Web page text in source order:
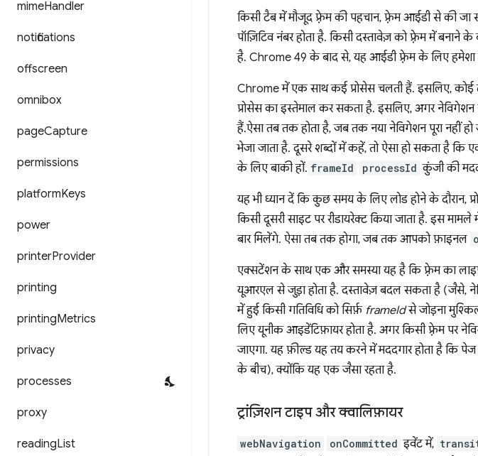
mimeHandler
notifications
offscreen
omnibox
pageCapture
permissions
platformKeys
power
printerProvider
printing
printingMetrics
privacy
processes
proxy
readingList
किसी टैब में मौजूद फ़्रेम की पहचान, फ़्रेम आईडी से की
पॉज़िटिव नंबर होता है. किसी दस्तावेज़ को फ़्रेम में
है. Chrome 49 के बाद से, यह आईडी फ़्रेम के लिए हमेशा
Chrome में एक साथ कई प्रोसेस चलती हैं. इसलिए,
प्रोसेस का इस्तेमाल कर सकता है. इसलिए, अगर नेविगेशन
हैं.ऐसा तब तक होता है, जब तक नया नेविगेशन पूरा नहीं
भेजा जाता है. दूसरे शब्दों में कहें, तो ऐसा हो सकता है
के लिए बाकी हों. frameId processId कुंजी की
यह भी ध्यान दें कि कुछ समय के लिए लोड होने के दौरान,
किसी दूसरी साइट पर रीडायरेक्ट किया जाता है. इस
बार मिलेंगे. ऐसा तब तक होगा, जब तक आपको फ़ाइनल
एक्सटेंशन के साथ एक और समस्या यह है कि फ़्रेम का
यूआरएल से जुड़ा होता है. दस्तावेज़ बदल सकता है (जैसे,
में हुई किसी गतिविधि को सिर्फ़ frameIdसे जोड़ना
लिए यूनीक आइडेंटिफ़ायर होता है. अगर किसी फ़्रेम पर
जाएगा. यह फ़ील्ड यह तय करने में मददगार होता है कि
के बीच), क्योंकि यह एक जैसा रहता है.
ट्रांज़िशन टाइप और क्वालिफ़ायर
webNavigation onCommitted इवेंट में,